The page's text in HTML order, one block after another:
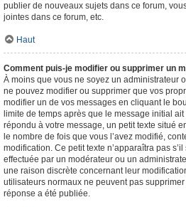
publier de nouveaux sujets dans ce forum,
jointes dans ce forum, etc.
Haut
Comment puis-je modifier ou supprimer un
À moins que vous ne soyez un administrateur
ne pouvez modifier ou supprimer que vos
modifier un de vos messages en cliquant le
limite de temps après que le message initial
répondu à votre message, un petit texte situé
le nombre de fois que vous l’avez modifié,
modification. Ce petit texte n’apparaîtra pas s’il
effectuée par un modérateur ou un
une raison discrète concernant leur
utilisateurs normaux ne peuvent pas
réponse a été publiée.